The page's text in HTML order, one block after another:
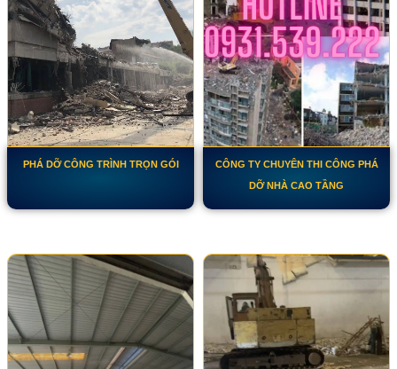
PHÁ DỠ CÔNG TRÌNH TRỌN GÓI
CÔNG TY CHUYÊN THI CÔNG PHÁ
DỠ NHÀ CAO TẦNG